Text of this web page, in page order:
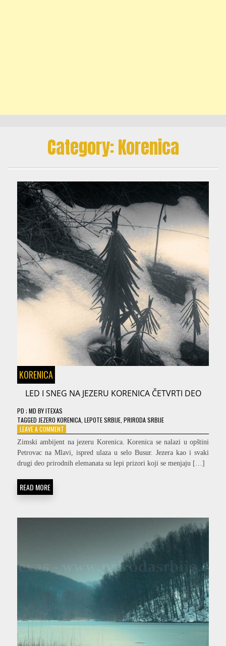
Category:Korenica
KORENICA
LED I SNEG NA JEZERU KORENICA ČETVRTI DEO
PD ; MD BYITEXAS
TAGGED JEZERO KORENICA LEPOTE SRBIJE PRIRODA SRBIJE
LEAVE A COMMENT
I
SNEG
NA
Zimski ambijent na jezeru Korenica. Korenica se nalazi u opštini
Petrovac na Mlavi, ispred ulaza u selo Busur. Jezera kao i svaki
drugi deo prirodnih elemanata su lepi prizori koji se menjaju […]
READ MORE